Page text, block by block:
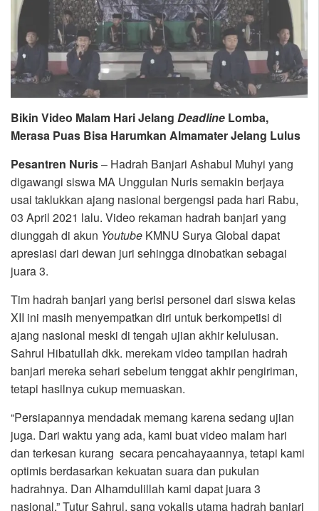
Bikin Video Malam Hari Jelang Deadline Lomba,
Merasa Puas Bisa Harumkan Almamater Jelang Lulus
Pesantren Nuris– Hadrah Banjari Ashabul Muhyi yang
digawangi siswa MA Unggulan Nuris semakin berjaya
usai taklukkan ajang nasional bergengsi pada hari Rabu,
03 April 2021 lalu. Video rekaman hadrah banjari yang
diunggah di akun Youtube KMNU Surya Global dapat
apresiasi dari dewan juri sehingga dinobatkan sebagai
juara 3.
Tim hadrah banjari yang berisi personel dari siswa kelas
XII ini masih menyempatkan diri untuk berkompetisi di
ajang nasional meski di tengah ujian akhir kelulusan.
Sahrul Hibatullah dkk. merekam video tampilan hadrah
banjari mereka sehari sebelum tenggat akhir pengiriman,
tetapi hasilnya cukup memuaskan.
“Persiapannya mendadak memang karena sedang ujian
juga. Dari waktu yang ada, kami buat video malam hari
dan terkesan kurang secara pencahayaannya, tetapi kami
optimis berdasarkan kekuatan suara dan pukulan
hadrahnya. Dan Alhamdulillah kami dapat juara 3
nasional.” Tutur Sahrul, sang vokalis utama hadrah banjari